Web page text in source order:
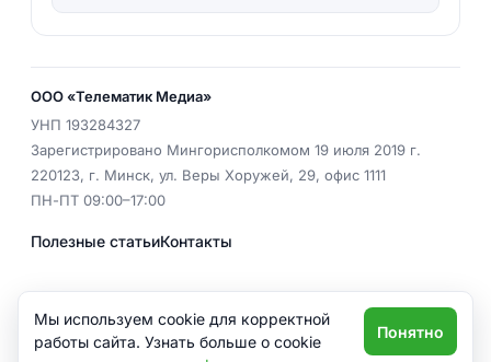
ООО «Телематик Медиа»
УНП 193284327
Зарегистрировано Мингорисполкомом 19 июля 2019 г.
220123, г. Минск, ул. Веры Хоружей, 29, офис 1111
ПН-ПТ 09:00–17:00
Полезные статьиКонтакты
EMAIL
office@call-center.by
Политика конфиденциальности
Мы используем cookie для корректной
работы сайта. Узнать больше о cookie
Понятно